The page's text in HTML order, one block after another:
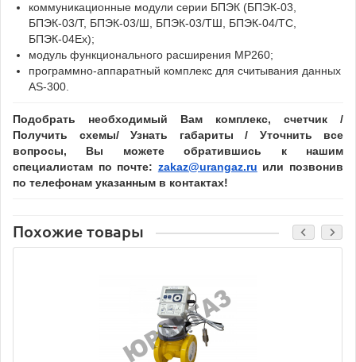
коммуникационные модули серии БПЭК (БПЭК-03,
БПЭК-03/Т, БПЭК-03/Ш, БПЭК-03/ТШ, БПЭК-04/ТС,
БПЭК-04Ех);
модуль функционального расширения МР260;
программно-аппаратный комплекс для считывания данных
AS-300.
Подобрать необходимый Вам комплекс, счетчик /
Получить схемы/ Узнать габариты / Уточнить все
вопросы, Вы можете обратившись к нашим
специалистам по почте: zakaz@urangaz.ru или позвонив
по телефонам указанным в контактах!
Похожие товары